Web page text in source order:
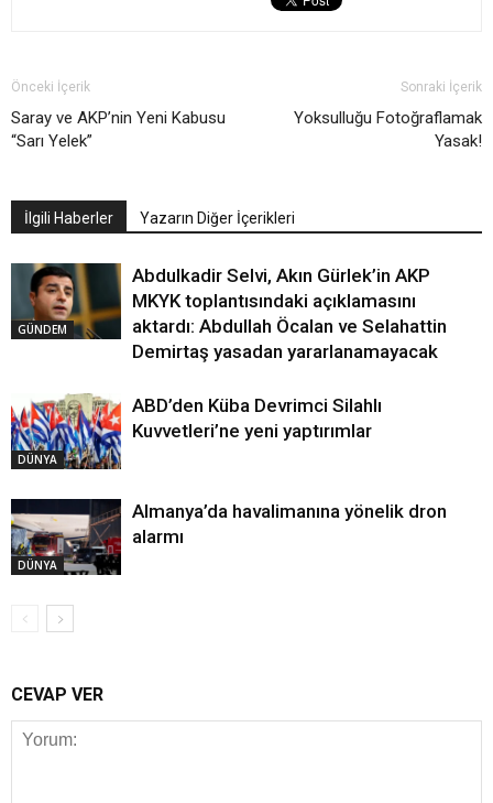
Önceki İçerik
Saray ve AKP’nin Yeni Kabusu
“Sarı Yelek”
Sonraki İçerik
Yoksulluğu Fotoğraflamak
Yasak!
İlgili Haberler Yazarın Diğer İçerikleri
GÜNDEM
Abdulkadir Selvi, Akın Gürlek’in AKP
MKYK toplantısındaki açıklamasını
aktardı: Abdullah Öcalan ve Selahattin
Demirtaş yasadan yararlanamayacak
DÜNYA
ABD’den Küba Devrimci Silahlı
Kuvvetleri’ne yeni yaptırımlar
DÜNYA
Almanya’da havalimanına yönelik dron
alarmı
CEVAP VER